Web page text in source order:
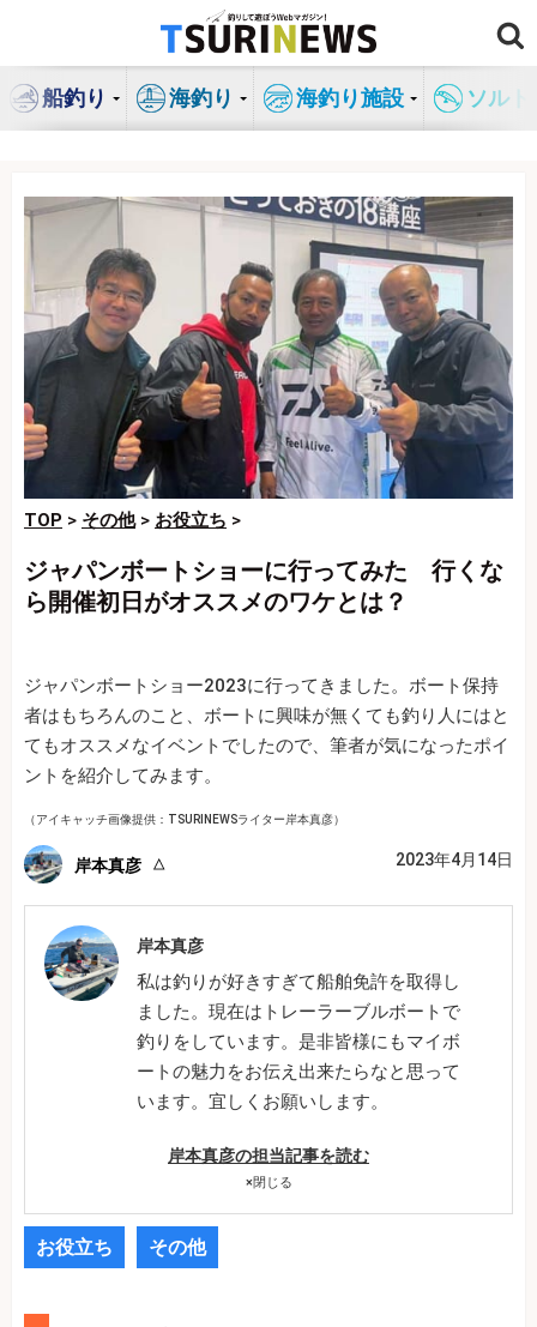
ン
船釣り 海釣り 海釣り施設 ソル
TOP > その他> お役立ち >
ジャパンボートショーに行ってみた 行くな
ら開催初日がオススメのワケとは？
ジャパンボートショー2023に行ってきました。ボート保持
者はもちろんのこと、ボートに興味が無くても釣り人にはと
てもオススメなイベントでしたので、筆者が気になったポイ
ントを紹介してみます。
（アイキャッチ画像提供：TSURINEWSライター岸本真彦）
岸本真彦 2023年4月14日
岸本真彦
私は釣りが好きすぎて船舶免許を取得し
ました。現在はトレーラーブルボートで
釣りをしています。是非皆様にもマイボ
ートの魅力をお伝え出来たらなと思って
います。宜しくお願いします。
岸本真彦の担当記事を読む
×閉じる
お役立ち その他